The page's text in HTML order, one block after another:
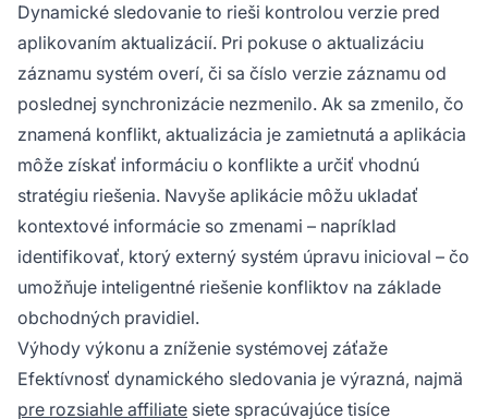
Dynamické sledovanie to rieši kontrolou verzie pred
aplikovaním aktualizácií. Pri pokuse o aktualizáciu
záznamu systém overí, či sa číslo verzie záznamu od
poslednej synchronizácie nezmenilo. Ak sa zmenilo, čo
znamená konflikt, aktualizácia je zamietnutá a aplikácia
môže získať informáciu o konflikte a určiť vhodnú
stratégiu riešenia. Navyše aplikácie môžu ukladať
kontextové informácie so zmenami – napríklad
identifikovať, ktorý externý systém úpravu inicioval – čo
umožňuje inteligentné riešenie konfliktov na základe
obchodných pravidiel.
Výhody výkonu a zníženie systémovej záťaže
Efektívnosť dynamického sledovania je výrazná, najmä
pre rozsiahle affiliate siete spracúvajúce tisíce